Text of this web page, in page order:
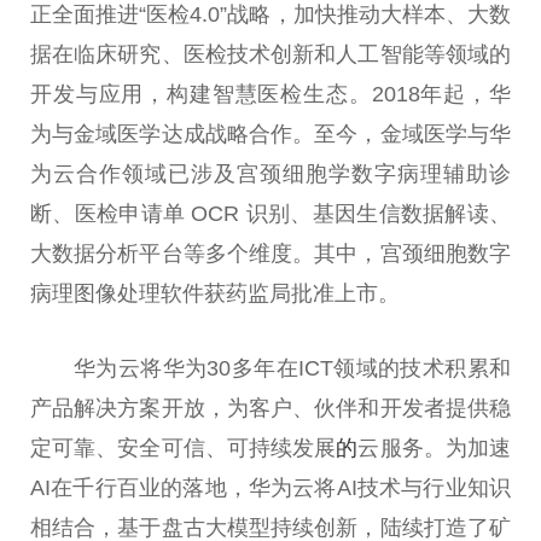
正全面推进“医检4.0”战略，加快推动大样本、大数
据在临床研究、医检技术创新和人工智能等领域的
开发与应用，构建智慧医检生态。2018年起，华
为与金域医学达成战略合作。至今，金域医学与华
为云合作领域已涉及宫颈细胞学数字病理辅助诊
断、医检申请单 OCR 识别、基因生信数据解读、
大数据分析平台等多个维度。其中，宫颈细胞数字
病理图像处理软件获药监局批准上市。
华为云将华为30多年在ICT领域的技术积累和
产品解决方案开放，为客户、伙伴和开发者提供稳
定可靠、安全可信、可持续发展的云服务。为加速
AI在千行百业的落地，华为云将AI技术与行业知识
相结合，基于盘古大模型持续创新，陆续打造了矿